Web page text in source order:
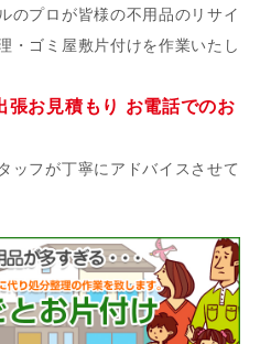
のプロが皆様の不用品のリサイ
・ゴミ屋敷片付けを作業いたし
お見積もり お電話でのお
ッフが丁寧にアドバイスさせて